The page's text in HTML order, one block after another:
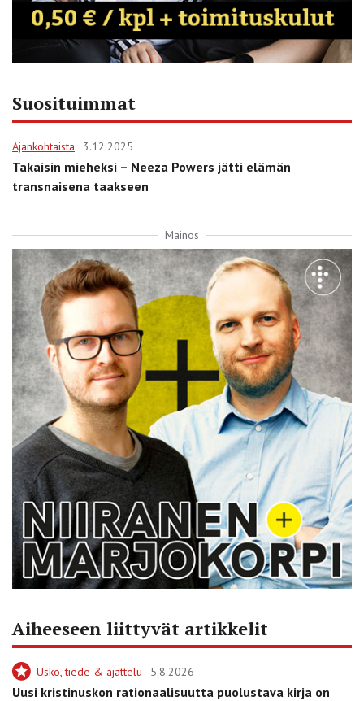
Suosituimmat
Ajankohtaista 3.12.2025
Takaisin mieheksi – Neeza Powers jätti elämän
transnaisena taakseen
Mainos
Aiheeseen liittyvät artikkelit
Usko, tiede & ajattelu 5.8.2026
Uusi kristinuskon rationaalisuutta puolustava kirja on